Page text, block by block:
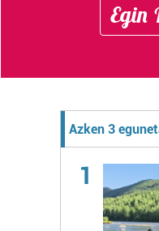
Egin
Azken 3
1